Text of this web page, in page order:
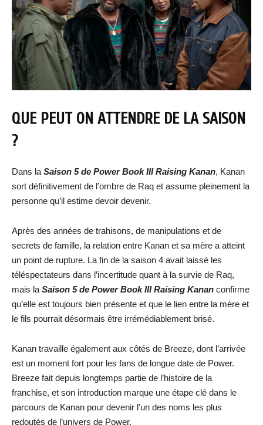
QUE PEUT ON ATTENDRE DE LA SAISON
?
Dans laSaison 5 de Power Book III Raising Kanan, Kanan
sort définitivement de l’ombre de Raq et assume pleinement la
personne qu’il estime devoir devenir.
Après des années de trahisons, de manipulations et de
secrets de famille, la relation entre Kanan et sa mère a atteint
un point de rupture. La fin de la saison 4 avait laissé les
téléspectateurs dans l’incertitude quant à la survie de Raq,
mais laSaison 5 de Power Book III Raising Kanan confirme
qu’elle est toujours bien présente et que le lien entre la mère et
le fils pourrait désormais être irrémédiablement brisé.
Kanan travaille également aux côtés de Breeze, dont l’arrivée
est un moment fort pour les fans de longue date de Power.
Breeze fait depuis longtemps partie de l’histoire de la
franchise, et son introduction marque une étape clé dans le
parcours de Kanan pour devenir l’un des noms les plus
redoutés de l’univers de Power.